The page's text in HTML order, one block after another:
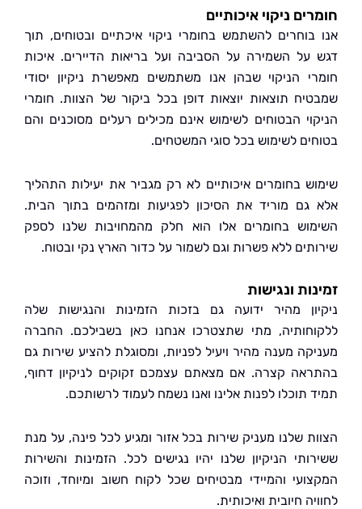
ניקוי איכותיים
להשתמש בחומרי ניקוי איכתיים ובטוחים, תוך
השמירה על הסביבה ועל בריאות הדיירים. איכות
הניקוי שבהן אנו משתמשים מאפשרת ניקיון יסודי
תוצאות יוצאות דופן בכל ביקור של הצוות. חומרי
הבטוחים לשימוש אינם מכילים רעלים מסוכנים והם
לשימוש בכל סוגי המשטחים.
בחומרים איכותיים לא רק מגביר את יעילות התהליך
מוריד את הסיכון לפגיעות ומזהמים בתוך הבית.
בחומרים אלו הוא חלק מהמחויבות שלנו לספק
ללא פשרות וגם לשמור על כדור הארץ נקי ובטוח.
ונגישות
מהיר ידועה גם בזכות הזמינות והנגישות שלה
מתי שתצטרכו אנחנו כאן בשבילכם. החברה
מענה מהיר ויעיל לפניות, ומסוגלת להציע שירות גם
קצרה. אם מצאתם עצמכם זקוקים לניקיון דחוף,
תוכלו לפנות אלינו ואנו נשמח לעמוד לרשותכם.
שלנו מעניק שירות בכל אזור ומגיע לכל פינה, על מנת
הניקיון שלנו יהיו נגישים לכל. הזמינות והשירות
והמיידי מבטיחים שכל לקוח חשוב ומיוחד, וזוכה
חיובית ואיכותית.